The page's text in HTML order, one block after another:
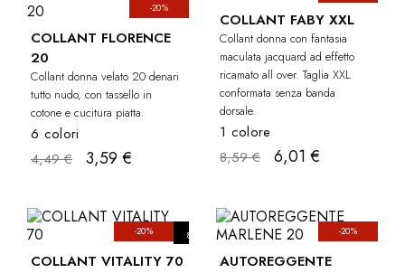
-20%
COLLANT FLORENCE
20
Collant donna velato 20 denari
tutto nudo, con tassello in
cotone e cucitura piatta.
6 colori
4,49 €
3,59 €
COLLANT FABY XXL
Collant donna con fantasia
maculata jacquard ad effetto
ricamato all over. Taglia XXL
conformata senza banda
dorsale.
1 colore
8,59 €
6,01 €
-20% 8-10 MMHG
COLLANT VITALITY 70
-20%
AUTOREGGENTE